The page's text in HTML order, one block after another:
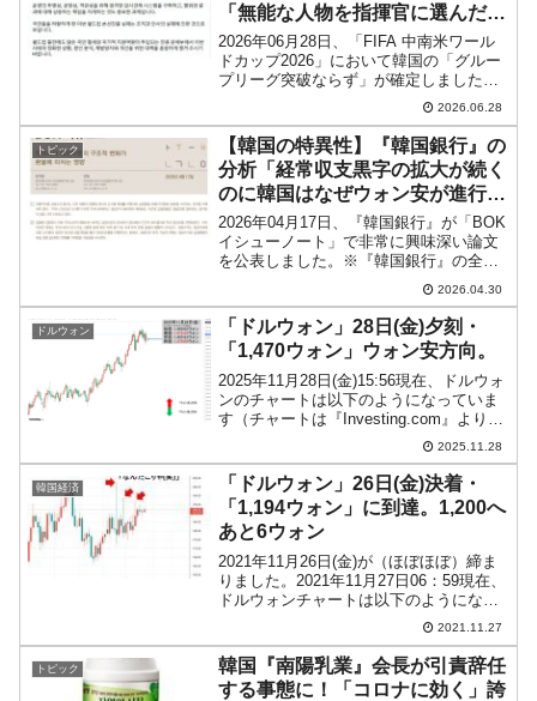
「無能な人物を指揮官に選んだ結
果だ」⇒ これが大統領の言葉な
のか？
2026年06月28日、「FIFA 中南米ワール
ドカップ2026」において韓国の「グルー
プリーグ突破ならず」が確定しました。
先にご紹介したとおり、A組に入った韓
国は「蜜の組でグループリーグ突破は確
実」なとと喜んでいたのですが、南アフ
リカに負...
2026.06.28
トピック
【韓国の特異性】『韓国銀行』の
分析「経常収支黒字の拡大が続く
のに韓国はなぜウォン安が進行す
るのか」
2026年04月17日、『韓国銀行』が「BOK
イシューノート」で非常に興味深い論文
を公表しました。※『韓国銀行』の全総
裁、李昌鏞（イ・チャンヨン）総裁は
『韓国銀行』の職員に対して、『韓国銀
行』こそが最高のシンクタンクであるべ
き――と発破ハッ...
2026.04.30
ドルウォン
「ドルウォン」28日(金)夕刻・
「1,470ウォン」ウォン安方向。
2025年11月28日(金)15:56現在、ドルウォ
ンのチャートは以下のようになっていま
す（チャートは『Investing.com』より引
用）。前日始値までウォン安方向に戻り
つつあります。現在のところ「1ドル＝
1,470ウォン」近辺の攻防と...
2025.11.28
韓国経済
「ドルウォン」26日(金)決着・
「1,194ウォン」に到達。1,200へ
あと6ウォン
2021年11月26日(金)が（ほぼほぼ）締ま
りました。2021年11月27日06：59現在、
ドルウォンチャートは以下のようになっ
ています（チャートは『Investing.com』
より引用：以下同）。やっとローソク足
の実体線で「1ドル＝1,...
2021.11.27
トピック
韓国『南陽乳業』会長が引責辞任
する事態に！「コロナに効く」誇